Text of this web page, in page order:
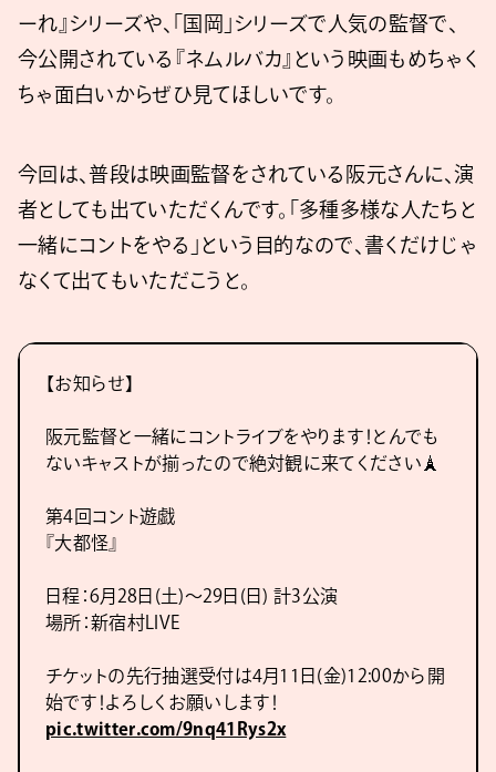
ーれ』シリーズや、「国岡」シリーズで人気の監督で、
今公開されている『ネムルバカ』という映画もめちゃく
ちゃ面白いからぜひ見てほしいです。
今回は、普段は映画監督をされている阪元さんに、演
者としても出ていただくんです。「多種多様な人たちと
一緒にコントをやる」という目的なので、書くだけじゃ
なくて出てもいただこうと。
【お知らせ】
阪元監督と一緒にコントライブをやります！とんでも
ないキャストが揃ったので絶対観に来てください🗼
第4回コント遊戯
『大都怪』
日程：6月28日(土)〜29日(日) 計3公演
場所：新宿村LIVE
チケットの先行抽選受付は4月11日(金)12:00から開
始です！よろしくお願いします！
pic.twitter.com/9nq41Rys2x